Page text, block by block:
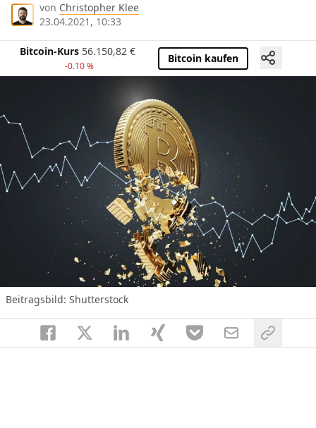
von Christopher Klee
23.04.2021, 10:33
Bitcoin-Kurs 56.150,82 €
-0.10 %
Bitcoin kaufen
Beitragsbild: Shutterstock